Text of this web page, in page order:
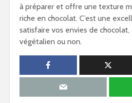
à préparer et offre une texture
riche en chocolat. C’est une
satisfaire vos envies de
végétalien ou non.